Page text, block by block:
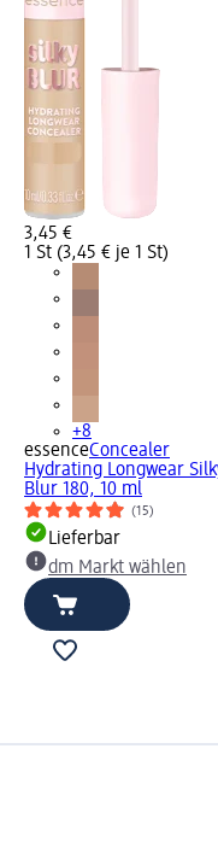
3,45 €
1 St (3,45 € je 1 St)
+8
essenceConcealer
Hydrating Longwear
Blur 180, 10 ml
(15)
Lieferbar
dm Markt wählen